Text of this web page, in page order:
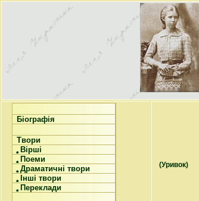
Біографія
Твори
Вірші
Поеми
Драматичні твори
Інші твори
Переклади
(Уривок)